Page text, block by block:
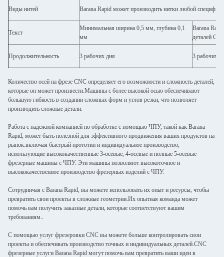
Виды нитей Barana Rapid может производить нитки любой
Текст
Минимальная ширина 0,5 мм, глубина 0,1
мм
Barana
деталей
Продолжительность 3 рабочих дня 3 рабочих
Количество осей на фрезе CNC определяет его возможности и сложность деталей,
которые он может произвести.Машины с более высокой осью обеспечивают
большую гибкость в создании сложных форм и углов резки, что позволяет
производить сложные детали.
Работа с надежной компанией по обработке с помощью ЧПУ, такой как Barana
Rapid, может быть полезной для эффективного продвижения ваших продуктов на
рынок.включая быстрый прототип и индивидуальное производство,
использующие высококачественные 3-осевые, 4-осевые и полные 5-осевые
фрезерные машины с ЧПУ. Эти машины позволяют высокоточное и
высококачественное производство фрезерных изделий с ЧПУ.
Сотрудничая с Barana Rapid, вы можете использовать их опыт и ресурсы, чтобы
превратить свои проекты в сложные геометрии.Их опытная команда может
помочь вам получить заказные детали, которые соответствуют вашим
требованиям..
С помощью услуг фрезеровки CNC вы можете больше контролировать свои
проекты и обеспечивать производство точных и индивидуальных деталей.CNC
фрезерные услуги Barana Rapid могут помочь вам превратить ваши идеи в